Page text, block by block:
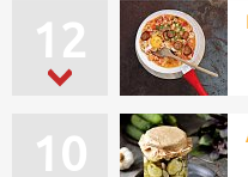
10
12